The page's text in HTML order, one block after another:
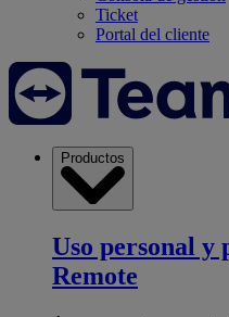
Ticket
Portal del cliente
Productos
Uso personal y
Remote